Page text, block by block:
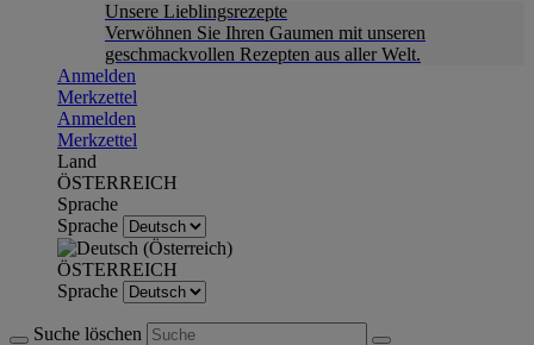
Unsere Lieblingsrezepte
Verwöhnen Sie Ihren Gaumen mit unseren
geschmackvollen Rezepten aus aller Welt.
Anmelden
Merkzettel
Anmelden
Merkzettel
Land
ÖSTERREICH
Sprache
Sprache
ÖSTERREICH
Sprache
Suche löschen